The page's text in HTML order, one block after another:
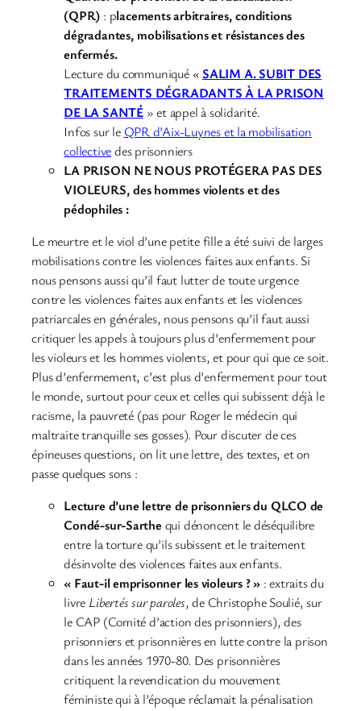
(QPR) : placements arbitraires, conditions
dégradantes, mobilisations et résistances des
enfermés.
Lecture du communiqué «SALIM A. SUBIT DES
TRAITEMENTS DÉGRADANTSÀ LA PRISON
DE LA SANTÉ» et appel à solidarité.
Infos sur le QPR d’Aix-Luynes et la mobilisation
collectivedes prisonniers
LA PRISON NE NOUS PROTÉGERA PAS DES
VIOLEURS, des hommes violents et des
pédophiles :
Le meurtre et le viol d’une petite fille a été suivi de larges
mobilisations contre les violences faites aux enfants. Si
nous pensons aussi qu’il faut lutter de toute urgence
contre les violences faites aux enfants et les violences
patriarcales en générales, nous pensons qu’il faut aussi
critiquer les appels à toujours plus d’enfermement pour
les violeurs et les hommes violents, et pour qui que ce soit.
Plus d’enfermement, c’est plus d’enfermement pour tout
le monde, surtout pour ceux et celles qui subissent déjà le
racisme, la pauvreté (pas pour Roger le médecin qui
maltraite tranquille ses gosses). Pour discuter de ces
épineuses questions, on lit une lettre, des textes, et on
passe quelques sons :
Lecture d’une lettre de prisonniers du QLCO de
Condé-sur-Sarthe qui dénoncent le déséquilibre
entre la torture qu’ils subissent et le traitement
désinvolte des violences faites aux enfants.
« Faut-il emprisonner les violeurs ? » : extraits du
livre Libertés sur paroles, de Christophe Soulié, sur
le CAP (Comité d’action des prisonniers), des
prisonniers et prisonnières en lutte contre la prison
dans les années 1970-80. Des prisonnières
critiquent la revendication du mouvement
féministe qui à l’époque réclamait la pénalisation